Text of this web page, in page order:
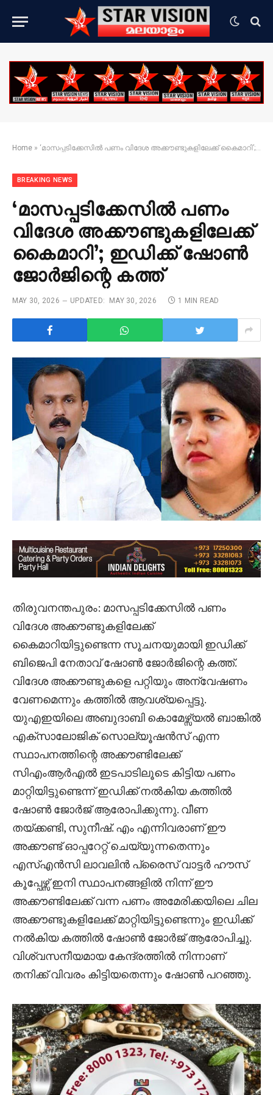
Home » ‘മാസപ്പടിക്കേസിൽ പണം വിദേശ അക്കൗണ്ടുകളിലേക്ക് കൈമാറി’; ഇഡിക്ക് ഷോൺ ജോർജിന്റെ കത്ത്
BREAKING NEWS
‘മാസപ്പടിക്കേസിൽ പണം
വിദേശ അക്കൗണ്ടുകളിലേക്ക്
കൈമാറി’; ഇഡിക്ക് ഷോൺ
ജോർജിന്റെ കത്ത്
MAY 30, 2026 UPDATED: MAY 30, 2026 1 MIN READ
തിരുവനന്തപുരം: മാസപ്പടിക്കേസിൽ പണം
വിദേശ അക്കൗണ്ടുകളിലേക്ക്
കൈമാറിയിട്ടുണ്ടെന്ന സൂചനയുമായി ഇഡിക്ക്
ബിജെപി നേതാവ് ഷോൺ ജോർജിന്റെ കത്ത്.
വിദേശ അക്കൗണ്ടുകളെ പറ്റിയും അന്വേഷണം
വേണമെന്നും കത്തിൽ ആവശ്യപ്പെട്ടു.
യുഎഇയിലെ അബുദാബി കൊമേഴ്സ്യൽ ബാങ്കിൽ
എക്സാലോജിക് സൊല്യൂഷൻസ് എന്ന
സ്ഥാപനത്തിന്റെ അക്കൗണ്ടിലേക്ക്
സിഎംആർഎൽ ഇടപാടിലൂടെ കിട്ടിയ പണം
മാറ്റിയിട്ടുണ്ടെന്ന് ഇഡിക്ക് നൽകിയ കത്തിൽ
ഷോൺ ജോർജ് ആരോപിക്കുന്നു. വീണ
തയ്ക്കണ്ടി, സുനീഷ്. എം എന്നിവരാണ് ഈ
അക്കൗണ്ട് ഓപ്പറേറ്റ് ചെയ്യുന്നതെന്നും
എസ്എൻസി ലാവലിൻ പ്രൈസ് വാട്ടർ ഹൗസ്
കൂപ്പേഴ്സ് ഇനി സ്ഥാപനങ്ങളിൽ നിന്ന് ഈ
അക്കൗണ്ടിലേക്ക് വന്ന പണം അമേരിക്കയിലെ ചില
അക്കൗണ്ടുകളിലേക്ക് മാറ്റിയിട്ടുണ്ടെന്നും ഇഡിക്ക്
നൽകിയ കത്തിൽ ഷോൺ ജോർജ് ആരോപിച്ചു.
വിശ്വസനീയമായ കേന്ദ്രത്തിൽ നിന്നാണ്
തനിക്ക് വിവരം കിട്ടിയതെന്നും ഷോൺ പറഞ്ഞു.